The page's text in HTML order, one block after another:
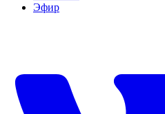
Эфир